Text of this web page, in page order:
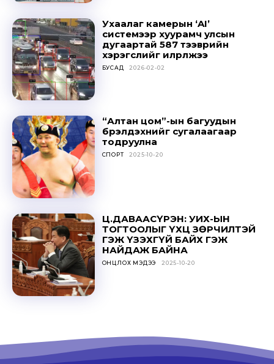
Ухаалаг камерын ‘AI’
системээр хуурамч улсын
дугаартай 587 тээврийн
хэрэгслийг илрүүлжээ
БУСАД 2026-02-02
“Алтан цом”-ын багуудын
бүрэлдэхүүнийг сугалаагаар
тодруулна
СПОРТ 2025-10-20
Ц.ДАВААСҮРЭН: УИХ-ЫН
ТОГТООЛЫГ ҮХЦ ЗӨРЧИЛТЭЙ
ГЭЖ ҮЗЭХГҮЙ БАЙХ ГЭЖ
НАЙДАЖ БАЙНА
ОНЦЛОХ МЭДЭЭ 2025-10-20